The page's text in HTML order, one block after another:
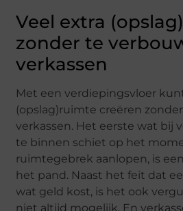
Veel extra
zonder te
verkassen
Met een verdiepingsvloer
(opslag)ruimte creëren
verkassen. Het eerste wat bij
te binnen schiet op het
ruimtegebrek aanlopen, is
het pand. Naast het feit dat
wat geld kost, is het ook
niet altijd mogelijk. En